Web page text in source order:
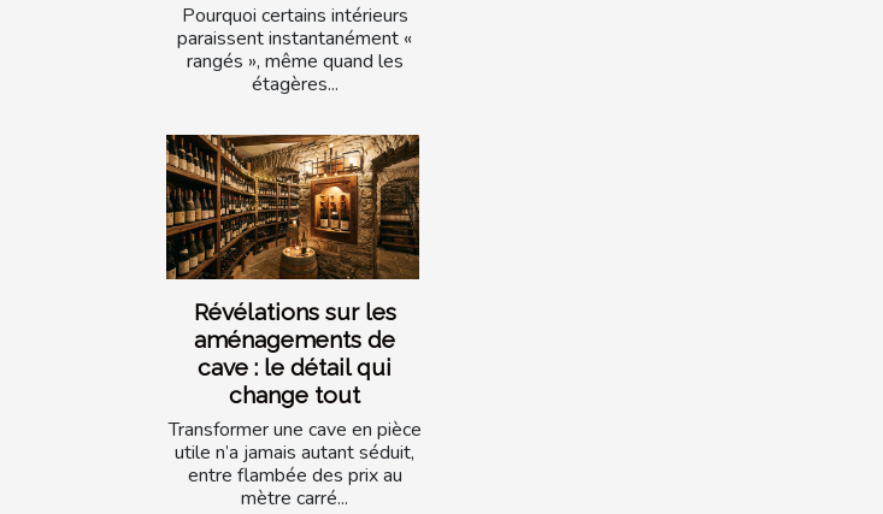
Pourquoi certains intérieurs
paraissent instantanément «
rangés », même quand les
étagères...
Révélations sur les
aménagements de
cave : le détail qui
change tout
Transformer une cave en pièce
utile n’a jamais autant séduit,
entre flambée des prix au
mètre carré...